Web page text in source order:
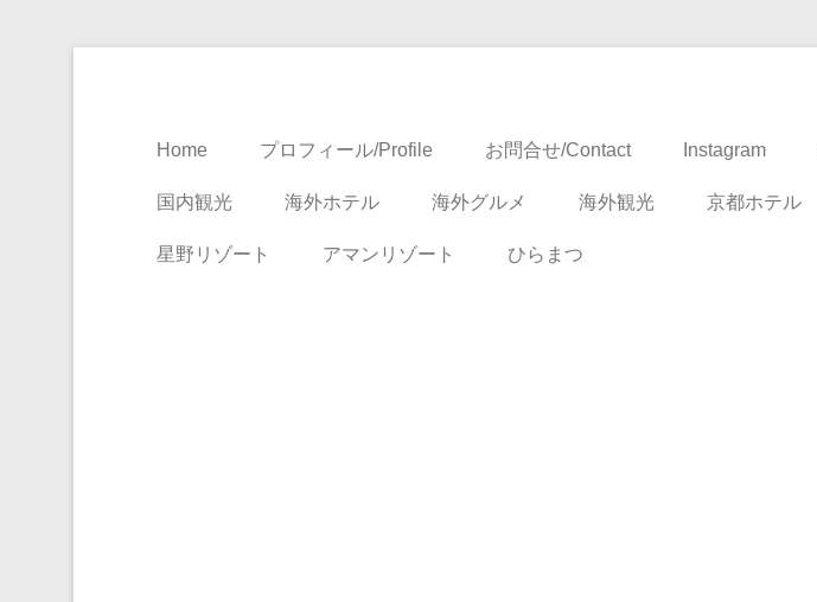
Home プロフィール/Profile お問合せ/Contact Instagram
国内観光 海外ホテル 海外グルメ 海外観光 京都ホテル
星野リゾート アマンリゾート ひらまつ